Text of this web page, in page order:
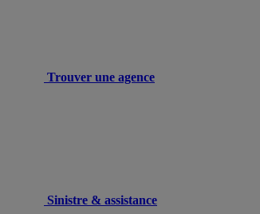
Trouver une agence
Sinistre & assistance